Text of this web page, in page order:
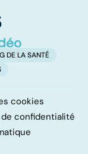
DE LA SANTÉ
cookies
confidentialité